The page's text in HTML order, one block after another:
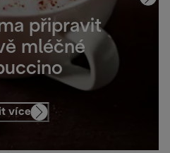
připravit
mléčné
více